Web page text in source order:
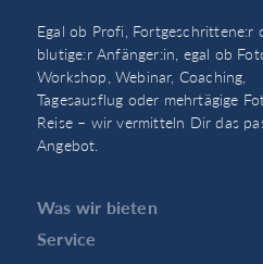
Egal ob Profi, Fortgeschrittene:r
blutige:r Anfänger:in, egal ob
Workshop, Webinar, Coaching,
Tagesausflug oder mehrtägige
Reise – wir vermitteln Dir das
Angebot.
Was wir bieten
Service